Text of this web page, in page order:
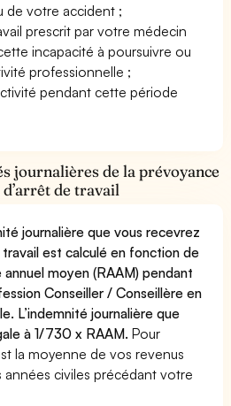
de votre accident ;
prescrit par votre médecin
incapacité à poursuivre ou
professionnelle ;
pendant cette période
journalières de la prévoyance
de travail
journalière que vous recevrez
est calculé en fonction de
moyen (RAAM) pendant
Conseiller / Conseillère en
L’indemnité journalière que
à 1/730 x RAAM. Pour
la moyenne de vos revenus
civiles précédant votre